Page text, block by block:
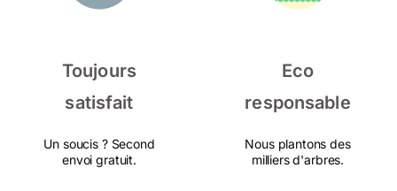
Toujours
satisfait
Un soucis ? Second
envoi gratuit.
Eco
responsable
Nous plantons des
milliers d'arbres.